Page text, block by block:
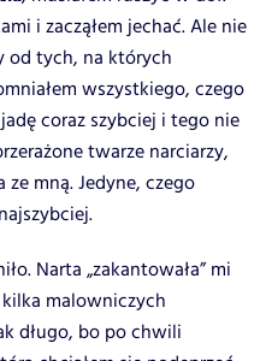
i zacząłem jechać. Ale nie
od tych, na których
wszystkiego, czego
coraz szybciej i tego nie
twarze narciarzy,
mną. Jedyne, czego
Narta „zakantowała” mi
malowniczych
długo, bo po chwili